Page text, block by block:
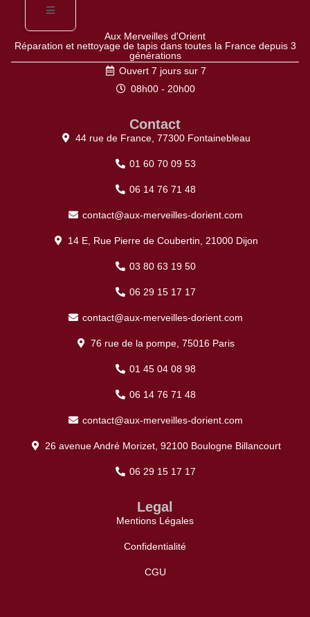
Aux Merveilles d'Orient
Réparation et nettoyage de tapis dans toutes la France depuis 3
générations
Ouvert 7 jours sur 7
08h00 - 20h00
Contact
44 rue de France, 77300 Fontainebleau
01 60 70 09 53
06 14 76 71 48
contact@aux-merveilles-dorient.com
14 E, Rue Pierre de Coubertin, 21000 Dijon
03 80 63 19 50
06 29 15 17 17
contact@aux-merveilles-dorient.com
76 rue de la pompe, 75016 Paris
01 45 04 08 98
06 14 76 71 48
contact@aux-merveilles-dorient.com
26 avenue André Morizet, 92100 Boulogne Billancourt
06 29 15 17 17
Legal
Mentions Légales
Confidentialité
CGU